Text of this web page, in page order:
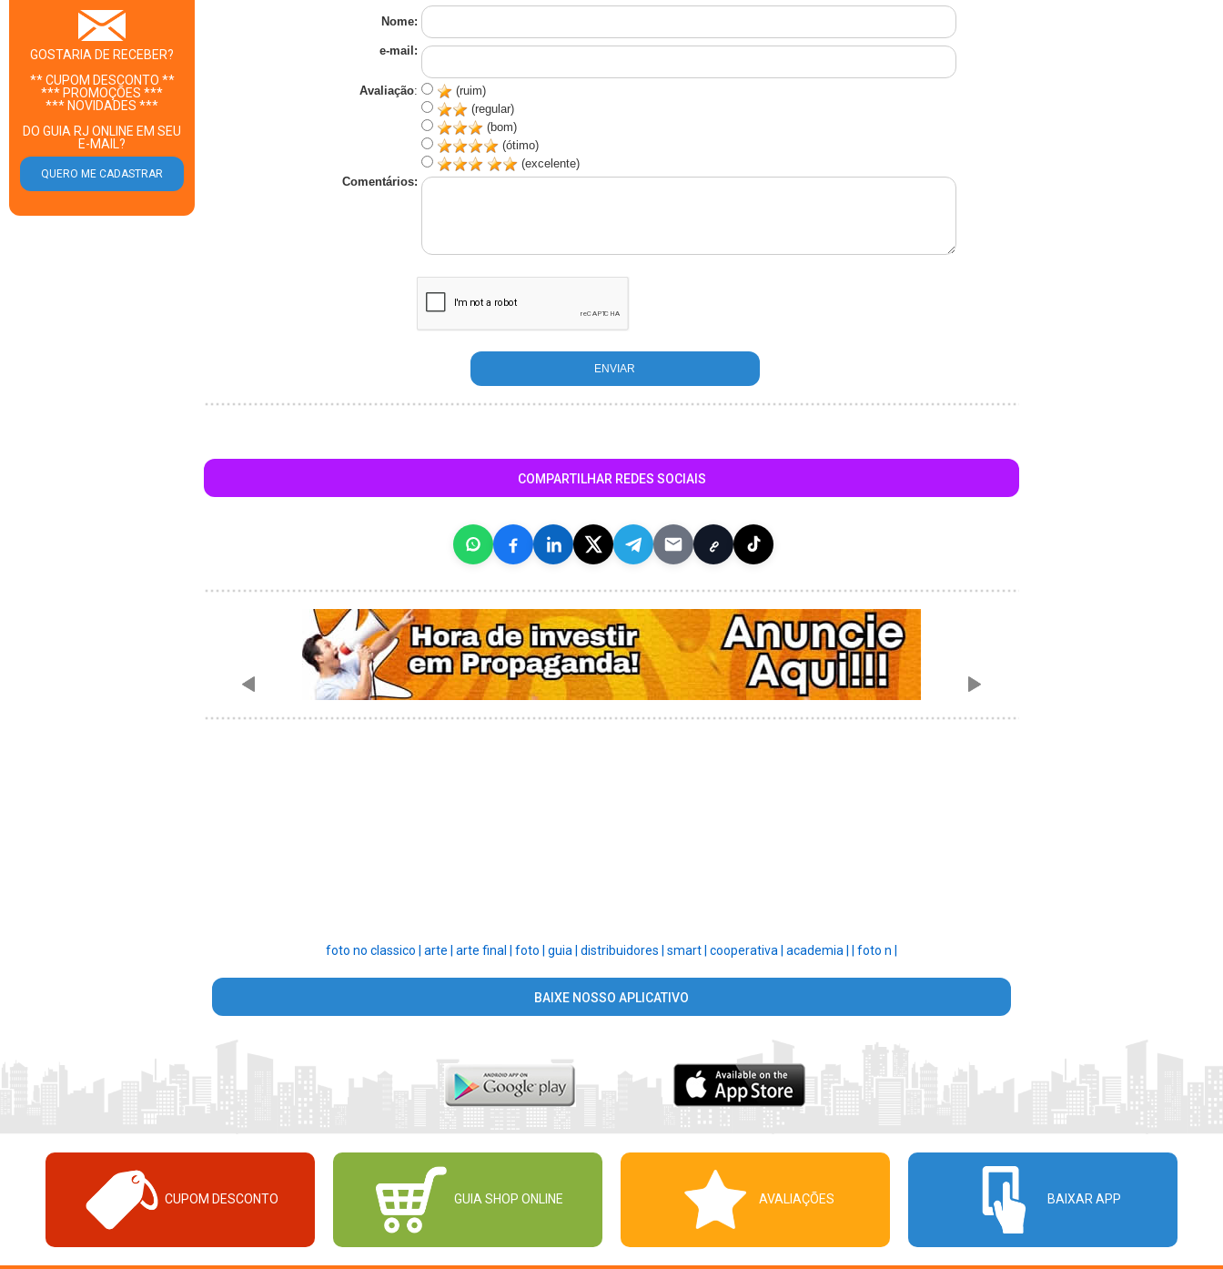
GOSTARIA DE RECEBER?
** CUPOM DESCONTO **
*** PROMOÇÕES ***
*** NOVIDADES ***
DO GUIA RJ ONLINE EM SEU
E-MAIL?
Nome:
e-mail:
Avaliação:
(ruim)
(regular)
(bom)
(ótimo)
(excelente)
Comentários:
COMPARTILHAR REDES SOCIAIS
foto no classico | arte | arte final | foto | guia | distribuidores | smart | cooperativa | academia | foto n |
BAIXE NOSSO APLICATIVO
CUPOM DESCONTO GUIA SHOP ONLINE AVALIAÇÕES BAIXAR APP